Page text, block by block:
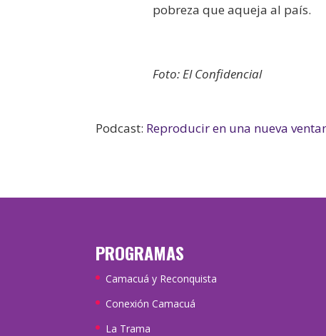
pobreza que aqueja al país.
Foto: El Confidencial
Podcast: Reproducir en una nueva
PROGRAMAS
Camacuá y Reconquista
Conexión Camacuá
La Trama